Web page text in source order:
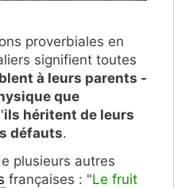
proverbiales en
signifient toutes
à leurs parents -
que
ils héritent de leurs
défauts.
plusieurs autres
françaises : "Le fruit